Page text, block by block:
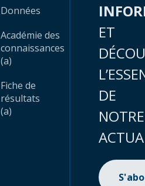
Données
Académie des
connaissances
(a)
Fiche de
résultats
(a)
ET
DE
NOTRE